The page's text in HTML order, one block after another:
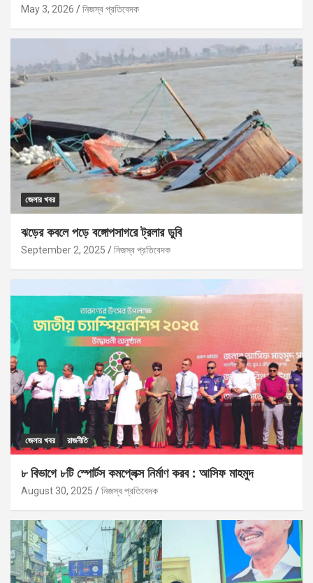
May 3, 2026 নিজস্ব প্রতিবেদক
জেলার খবর
ঝড়ের কবলে পড়ে বঙ্গোপসাগরে ট্রলার ডুবি
September 2, 2025 নিজস্ব প্রতিবেদক
জেলার খবর রাজনীতি
৮ বিভাগে ৮টি স্পোর্টস কমপ্লেক্স নির্মাণ করব : আসিফ মাহমুদ
August 30, 2025 নিজস্ব প্রতিবেদক